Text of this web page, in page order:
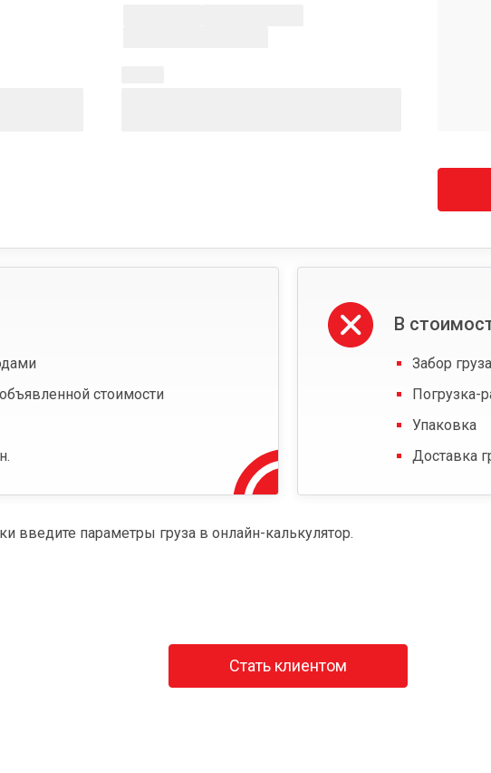
стоимости
В
Забор
Погрузка-
Упаковка
Доставка
введите параметры груза в онлайн-калькулятор.
Стать клиентом